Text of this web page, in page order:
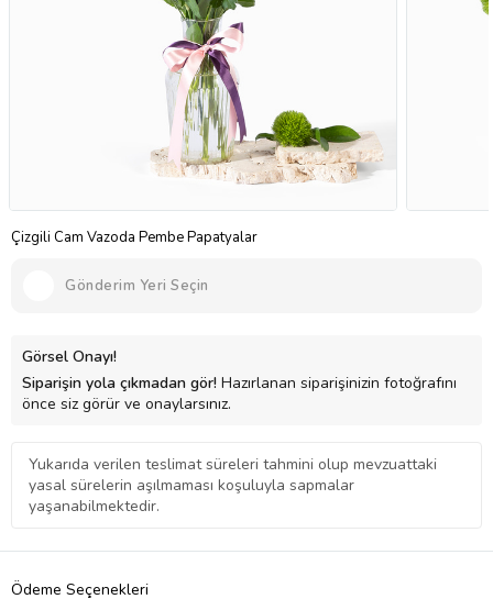
Çizgili Cam Vazoda Pembe Papatyalar
Gönderim Yeri Seçin
Görsel Onayı!
Siparişin yola çıkmadan gör! Hazırlanan siparişinizin fotoğrafını
önce siz görür ve onaylarsınız.
Yukarıda verilen teslimat süreleri tahmini olup mevzuattaki
yasal sürelerin aşılmaması koşuluyla sapmalar
yaşanabilmektedir.
Ödeme Seçenekleri